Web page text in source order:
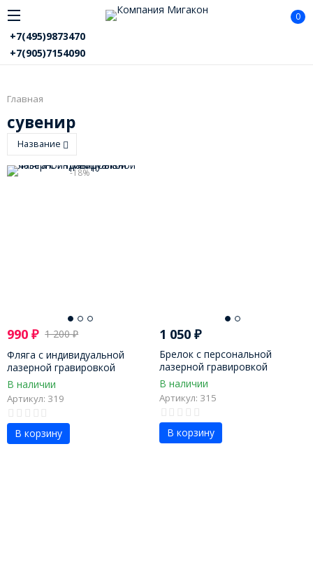
0
+7(495)9873470
+7(905)7154090
Главная
сувенир
Название
-18%
990 ₽ 1 200₽
Фляга с индивидуальной
лазерной гравировкой
В наличии
Артикул: 319
В корзину
1 050₽
Брелок с персональной
лазерной гравировкой
В наличии
Артикул: 315
В корзину